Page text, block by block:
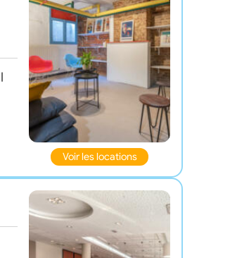
|
Voir les locations